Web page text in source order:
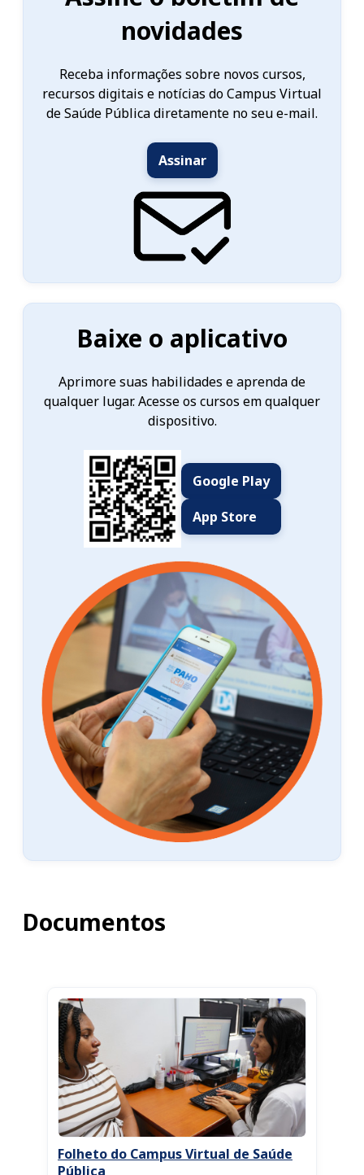
novidades
Receba informações sobre novos cursos,
recursos digitais e notícias do Campus Virtual
de Saúde Pública diretamente no seu e-mail.
Assinar
Baixe o aplicativo
Aprimore suas habilidades e aprenda de
qualquer lugar. Acesse os cursos em qualquer
dispositivo.
Google Play
App Store
Documentos
Folheto do Campus Virtual de Saúde
Pública